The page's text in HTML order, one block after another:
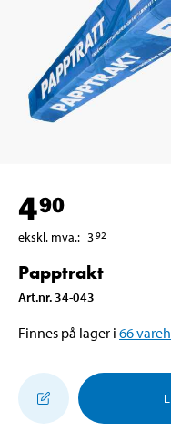
490
ekskl. mva.: 392
Papptrakt
Art.nr. 34-043
Finnes på lager i 66